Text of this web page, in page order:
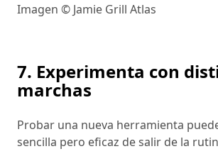
Imagen © Jamie Grill Atlas
7. Experimenta con
marchas
Probar una nueva herramienta
sencilla pero eficaz de salir de la